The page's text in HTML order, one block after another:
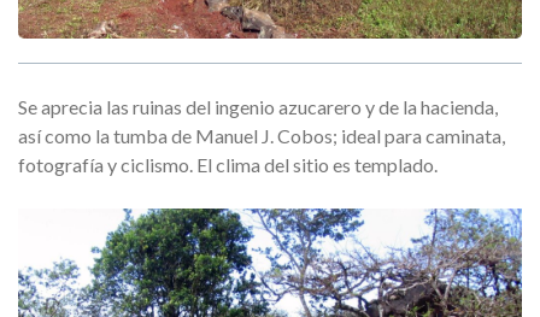
Se aprecia las ruinas del ingenio azucarero y de la hacienda,
así como la tumba de Manuel J. Cobos; ideal para caminata,
fotografía y ciclismo. El clima del sitio es templado.